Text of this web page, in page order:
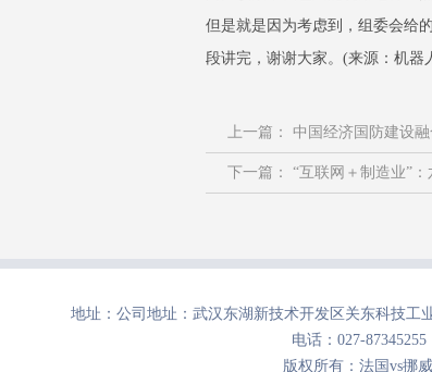
但是就是因为考虑到，组委会给
段讲完，谢谢大家。(来源：机器
上一篇： 中国经济国防建设
下一篇： “互联网＋制造业”
地址：公司地址：武汉东湖新技术开发区关东科技工
电话：027-
版权所有：法国vs